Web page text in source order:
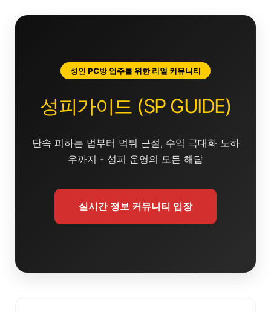
성인 PC방 업주를 위한 리얼 커뮤니티
성피가이드 (SP GUIDE)
단속 피하는 법부터 먹튀 근절, 수익 극대화 노하
우까지 - 성피 운영의 모든 해답
실시간 정보 커뮤니티 입장